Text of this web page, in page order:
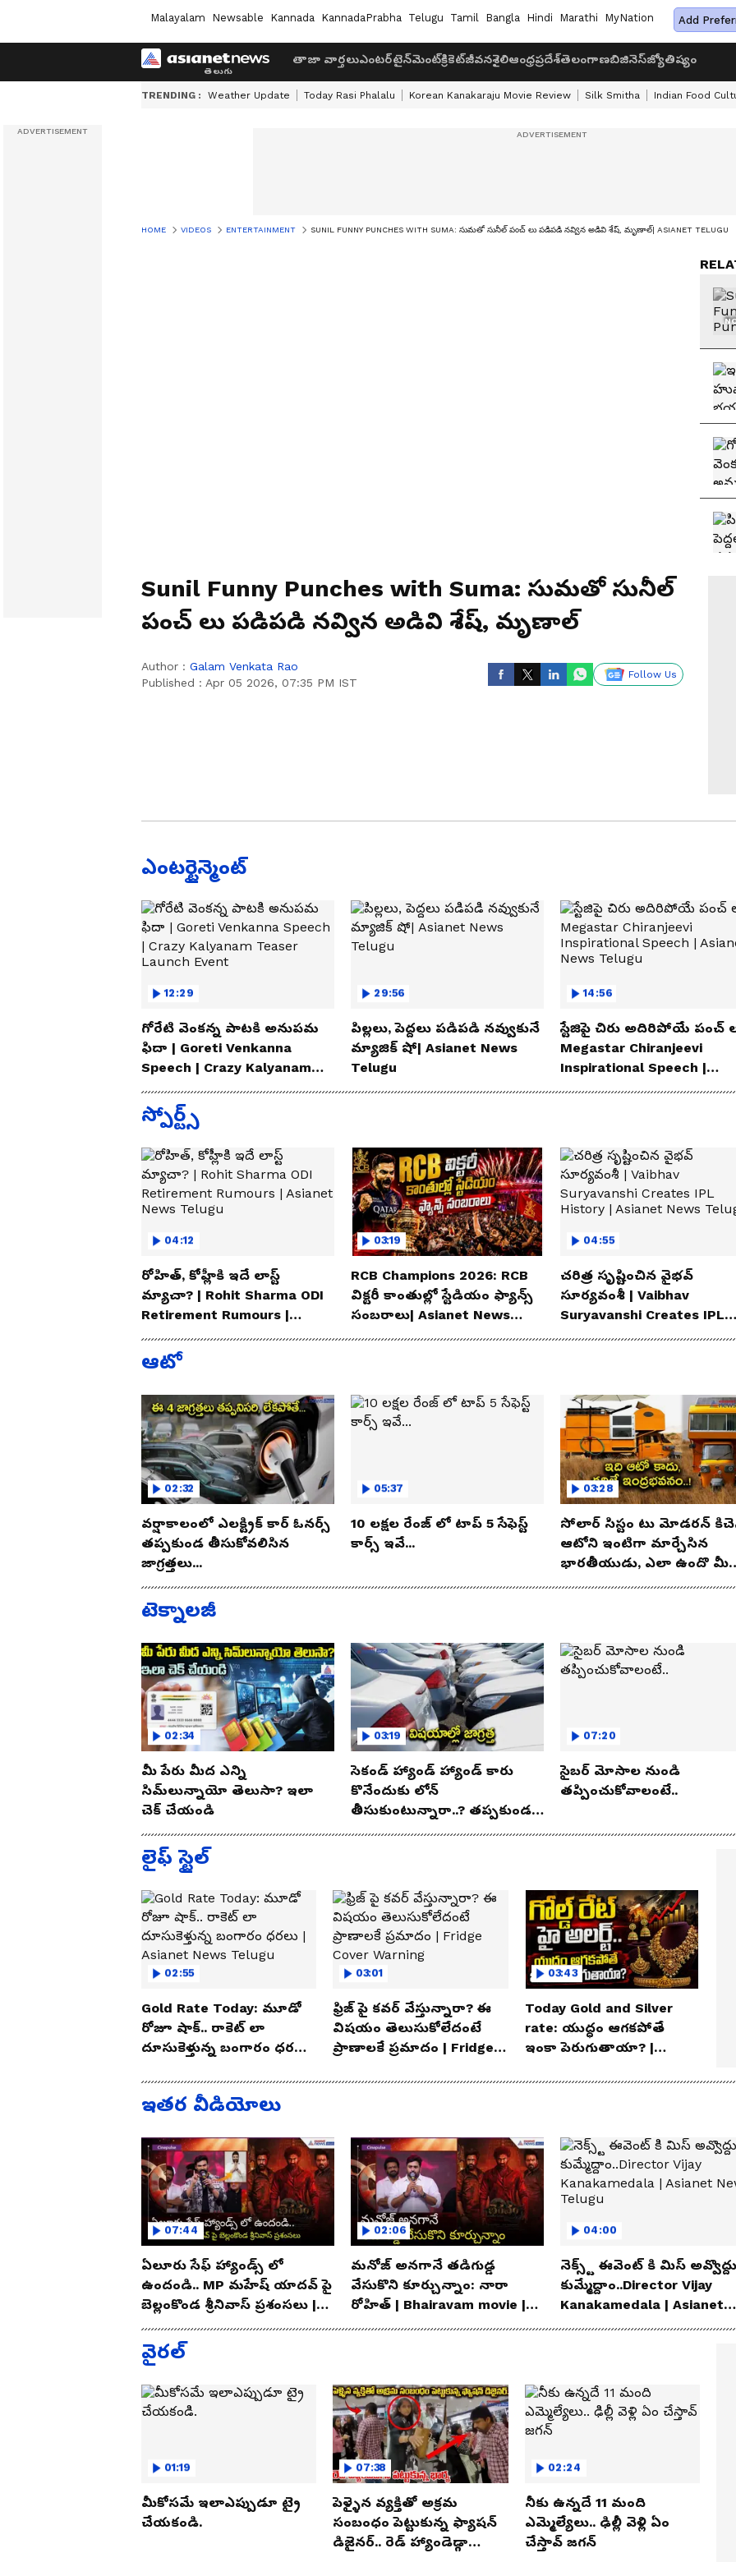
Malayalam Newsable Kannada KannadaPrabha Telugu Tamil Bangla Hindi Marathi MyNation Add
తాజా వార్తలుఎంటర్‌టైన్‌మెంట్క్రికెట్జీవనశైలిఆంధ్రప్రదేశ్తెలంగాణబిజినెస్జ్యోతిష్యం
TRENDING : Weather Update Today Rasi Phalalu Korean Kanakaraju Movie Review Silk Smitha Indian Food
HOME VIDEOS ENTERTAINMENT SUNIL FUNNY PUNCHES WITH SUMA: సుమతో సునీల్ పంచ్ లు పడిపడి నవ్విన అడివి శేష్, మృణాల్| ASIANET TELUGU
Sunil Funny Punches with Suma: సుమతో సునీల్
పంచ్ లు పడిపడి నవ్విన అడివి శేష్, మృణాల్
Author : Galam Venkata Rao
Published : Apr 05 2026, 07:35 PM IST
Follow Us
ఎంటర్టైన్మెంట్
12:29
గోరేటి వెంకన్న పాటకి అనుపమ
ఫిదా | Goreti Venkanna
Speech | Crazy Kalyanam
Teaser Launch Event
29:56
పిల్లలు, పెద్దలు పడిపడి నవ్వుకునే
మ్యాజిక్ షో| Asianet News
Telugu
14:56
స్టేజిపై చిరు అదిరిపోయే పంచ్
Megastar Chiranjeevi
Inspirational Speech |
Asianet News Telugu
స్పోర్ట్స్
04:12
రోహిత్, కోహ్లీకి ఇదే లాస్ట్
మ్యాచా? | Rohit Sharma ODI
Retirement Rumours |
Asianet News Telugu
03:19
RCB Champions 2026: RCB
విక్టరీ కాంతుల్లో స్టేడియం ఫ్యాన్స్
సంబరాలు| Asianet News
Telugu
04:55
చరిత్ర సృష్టించిన వైభవ్
సూర్యవంశీ | Vaibhav
Suryavanshi Creates IPL
History | Asianet News
ఆటో
02:32
వర్షాకాలంలో ఎలక్ట్రిక్ కార్ ఓనర్స్
తప్పకుండ తీసుకోవలిసిన
జాగ్రత్తలు...
05:37
10 లక్షల రేంజ్ లో టాప్ 5 సేఫెస్ట్
కార్స్ ఇవే...
03:28
సోలార్ సిస్టం టు మోడరన్
ఆటోని ఇంటిగా మార్చేసిన
భారతీయుడు, ఎలా ఉందొ
టెక్నాలజీ
02:34
మీ పేరు మీద ఎన్ని
సిమ్‌లున్నాయో తెలుసా? ఇలా
చెక్ చేయండి
03:19
సెకండ్ హ్యాండ్ హ్యాండ్ కారు
కొనేందుకు లోన్
తీసుకుంటున్నారా..? తప్పకుండ
07:20
సైబర్ మోసాల నుండి
తప్పించుకోవాలంటే..
లైఫ్ స్టైల్
02:55
Gold Rate Today: మూడో
రోజూ షాక్.. రాకెట్ లా
దూసుకెళ్తున్న బంగారం ధరలు
03:01
ఫ్రిజ్ పై కవర్ వేస్తున్నారా? ఈ
విషయం తెలుసుకోలేదంటే
ప్రాణాలకే ప్రమాదం | Fridge
03:43
Today Gold and Silver
rate: యుద్ధం ఆగకపోతే
ఇంకా పెరుగుతాయా? |
ఇతర వీడియోలు
07:44
ఏలూరు సేఫ్ హ్యాండ్స్ లో
ఉందండి.. MP మహేష్ యాదవ్ పై
బెల్లంకొండ శ్రీనివాస్ ప్రశంసలు |
Asianet Telugu
02:06
మనోజ్ అనగానే తడిగుడ్డ
వేసుకొని కూర్చున్నాం: నారా
రోహిత్ | Bhairavam movie |
Asianet News Telugu
04:00
నెక్స్ట్ ఈవెంట్ కి మిస్ అవ్వొద్దు
కుమ్మేద్దాం..Director Vijay
Kanakamedala | Asianet
News Telugu
వైరల్
01:19
మీకోసమే ఇలాఎప్పుడూ ట్రై
చేయకండి.
07:38
పెళ్ళైన వ్యక్తితో అక్రమ
సంబంధం పెట్టుకున్న ఫ్యాషన్
డిజైనర్.. రెడ్ హ్యాండెడ్గా
02:24
నీకు ఉన్నదే 11 మంది
ఎమ్మెల్యేలు.. ఢిల్లీ వెళ్లి ఏం
చేస్తావ్ జగన్